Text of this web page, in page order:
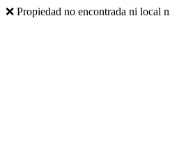
❌ Propiedad no encontrada ni local